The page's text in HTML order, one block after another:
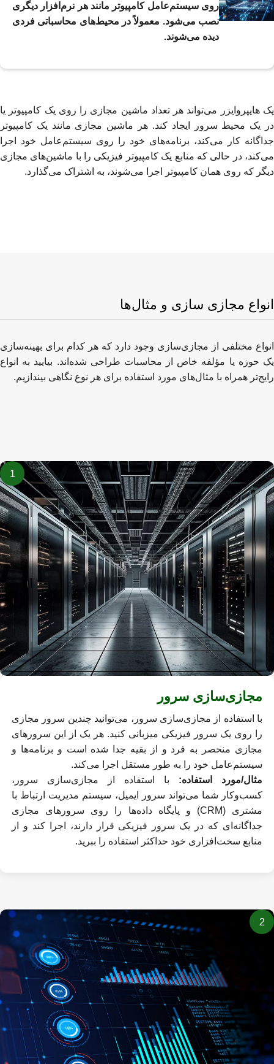
روی سیستم‌عامل کامپیوتر مانند هر نرم‌افزار دیگری
نصب می‌شود. معمولاً در محیط‌های محاسباتی فردی
دیده می‌شوند.
یک هایپروایزر می‌تواند هر تعداد ماشین مجازی را روی یک کامپیوتر یا
در یک محیط سرور ایجاد کند. هر ماشین مجازی مانند یک کامپیوتر
جداگانه کار می‌کند، برنامه‌های خود را روی سیستم‌عامل خود اجرا
می‌کند، در حالی که منابع یک کامپیوتر فیزیکی را با ماشین‌های مجازی
دیگر که روی همان کامپیوتر اجرا می‌شوند، به اشتراک می‌گذارد.
انواع مجازی سازی و مثال‌ها
انواع مختلفی از مجازی‌سازی وجود دارد که هر کدام برای بهینه‌سازی
یک حوزه یا مؤلفه خاص از محاسبات طراحی شده‌اند. بیایید به انواع
رایج‌تر همراه با مثال‌های مورد استفاده برای هر نوع نگاهی بیندازیم.
1
مجازی‌سازی سرور
با استفاده از مجازی‌سازی سرور، می‌توانید چندین سرور مجازی
را روی یک سرور فیزیکی میزبانی کنید. هر یک از این سرورهای
مجازی منحصر به فرد و از بقیه جدا شده است و برنامه‌ها و
سیستم‌عامل خود را به طور مستقل اجرا می‌کند.
مثال/مورد استفاده: با استفاده از مجازی‌سازی سرور،
کسب‌وکار شما می‌تواند سرور ایمیل، سیستم مدیریت ارتباط با
مشتری (CRM) و پایگاه داده‌ها را روی سرورهای مجازی
جداگانه‌ای که در یک سرور فیزیکی قرار دارند، اجرا کند و از
منابع سخت‌افزاری خود حداکثر استفاده را ببرید.
2